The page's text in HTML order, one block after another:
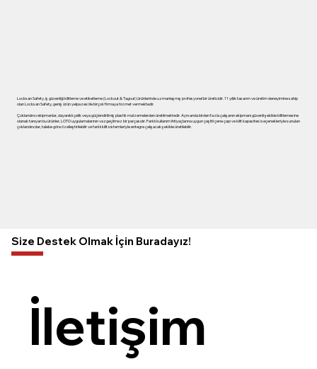
Locksan Safety, iş güvenliği kilitleme ve etiketleme (Lockout & Tagout) ürünlerinde uzmanlaşmış profesyonel bir üreticidir. 11 yıllık tasarım ve üretim deneyimine sahip
olan Locksan Safety, geniş ürün yelpazesi ile birçok firmaya hizmet vermektedir.
Çoklandırıcı ekipmanlar, dayanıklı çelik veya güçlendirilmiş plastik malzemelerden üretilmektedir. Aynı anda birden fazla çalışanın ekipmanı güvenli şekilde kilitlemesine
olanak tanıyan bu ürünler, LOTO uygulamalarının vazgeçilmez bir parçasıdır. Farklı kullanım ihtiyaçlarına uygun çeşitli çene çapı ve kilit kapasitesi seçenekleriyle sunulan
çoklandırıcılar, talebe göre özelleştirilebilir ve farklı kilit sistemleriyle entegre çalışacak şekilde üretilebilir.
Size Destek Olmak İçin Buradayız!
İletişim